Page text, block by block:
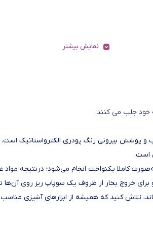
نمایش بیشتر
خود جلب می کنند.
درونی گرانیت نچسب و پوشش بیرونی رنگ پودری
است.
و انتقال حرارت به‌صورت کاملا یکنواخت انجام می‌شود؛
خروج بخار از ظروف یک سوپاپ ریز روی آن‌ها
کنید که همیشه از ابزارهای آشپزی مناسب